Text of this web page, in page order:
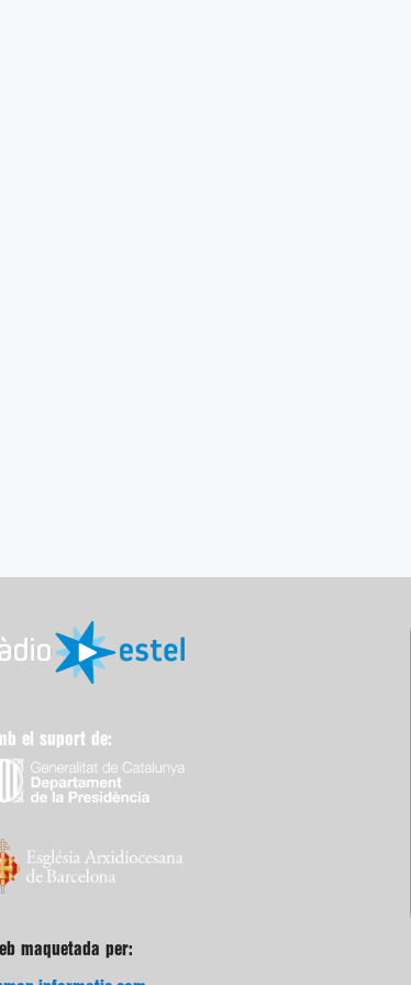
el suport de:
maquetada per: